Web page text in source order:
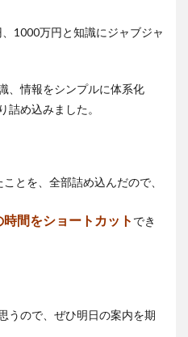
1000万円と知識にジャブジャ
、情報をシンプルに体系化
詰め込みました。
とを、全部詰め込んだので、
間をショートカット でき
うので、ぜひ明日の案内を期